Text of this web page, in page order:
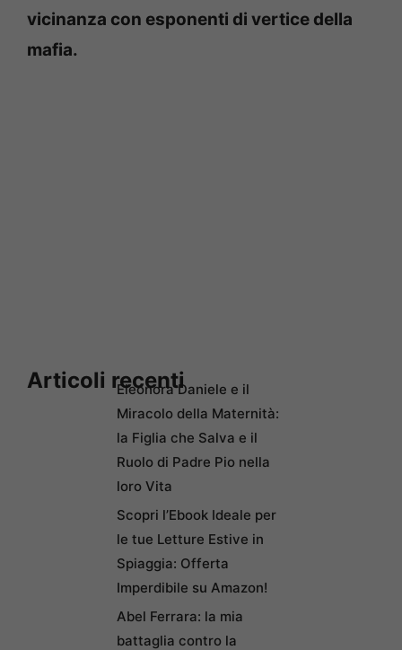
vicinanza con esponenti di vertice della
mafia.
Articoli recentiEleonora Daniele e il
Miracolo della Maternità:
la Figlia che Salva e il
Ruolo di Padre Pio nella
loro Vita
Scopri l’Ebook Ideale per
le tue Letture Estive in
Spiaggia: Offerta
Imperdibile su Amazon!
Abel Ferrara: la mia
battaglia contro la